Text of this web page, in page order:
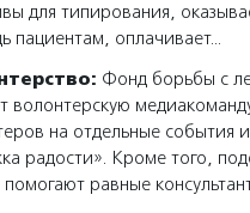
для типирования,
пациентам, оплачивает…
Фонд борьбы с
волонтерскую
на отдельные события
радости». Кроме того,
равные